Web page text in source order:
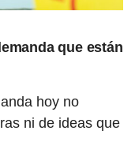
que están
hoy no
ni de ideas que